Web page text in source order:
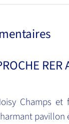
RER
Champs
pavillon